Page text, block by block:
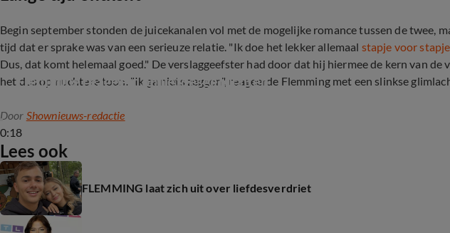
Begin september stonden de juicekanalen vol met de mogelijke romance tussen de twee,
tijd dat er sprake was van een serieuze relatie. "Ik doe het lekker allemaal stapje voor stapje
Dus, dat komt helemaal goed." De verslaggeefster had door dat hij hiermee de kern van de
het dus op nuchtere toon. "Ik ga niets zeggen", reageerde Flemming met een slinkse
0:18
Flemming reageert op liefdesgeruchten
Door Shownieuws-redactie
Lees ook
FLEMMING laat zich uit over liefdesverdriet